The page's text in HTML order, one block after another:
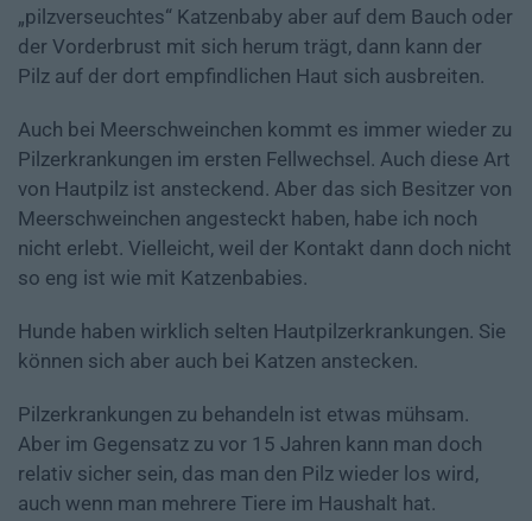
„pilzverseuchtes“ Katzenbaby aber auf dem Bauch oder
der Vorderbrust mit sich herum trägt, dann kann der
Pilz auf der dort empfindlichen Haut sich ausbreiten.
Auch bei Meerschweinchen kommt es immer wieder zu
Pilzerkrankungen im ersten Fellwechsel. Auch diese Art
von Hautpilz ist ansteckend. Aber das sich Besitzer von
Meerschweinchen angesteckt haben, habe ich noch
nicht erlebt. Vielleicht, weil der Kontakt dann doch nicht
so eng ist wie mit Katzenbabies.
Hunde haben wirklich selten Hautpilzerkrankungen. Sie
können sich aber auch bei Katzen anstecken.
Pilzerkrankungen zu behandeln ist etwas mühsam.
Aber im Gegensatz zu vor 15 Jahren kann man doch
relativ sicher sein, das man den Pilz wieder los wird,
auch wenn man mehrere Tiere im Haushalt hat.